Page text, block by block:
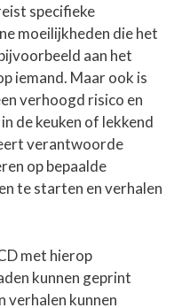
specifieke
moeilijkheden die het
aan het
iemand. Maar ook is
verhoogd risico en
de keuken of lekkend
verantwoorde
op bepaalde
te starten en verhalen
met hierop
kunnen geprint
verhalen kunnen